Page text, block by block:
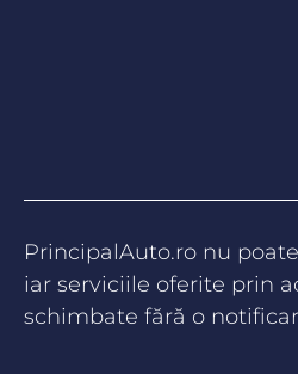
PrincipalAuto.ro nu
iar serviciile oferite prin
schimbate fără o